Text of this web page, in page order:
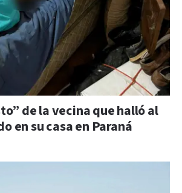
de la vecina que halló al
en su casa en Paraná